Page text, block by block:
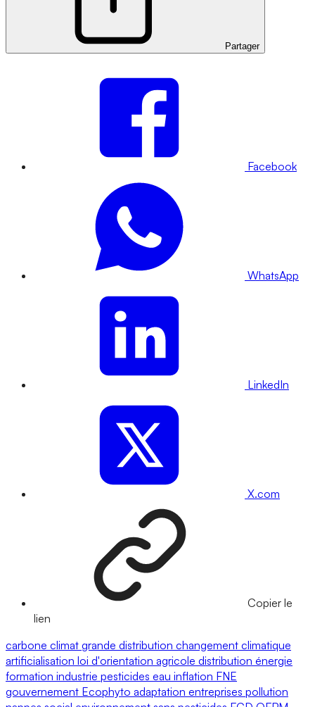
Partager
Facebook
WhatsApp
LinkedIn
X.com
Copier le
lien
carbone climat grande distribution changement climatique
artificialisation loi d'orientation agricole distribution énergie
formation industrie pesticides eau inflation FNE
gouvernement Ecophyto adaptation entreprises pollution